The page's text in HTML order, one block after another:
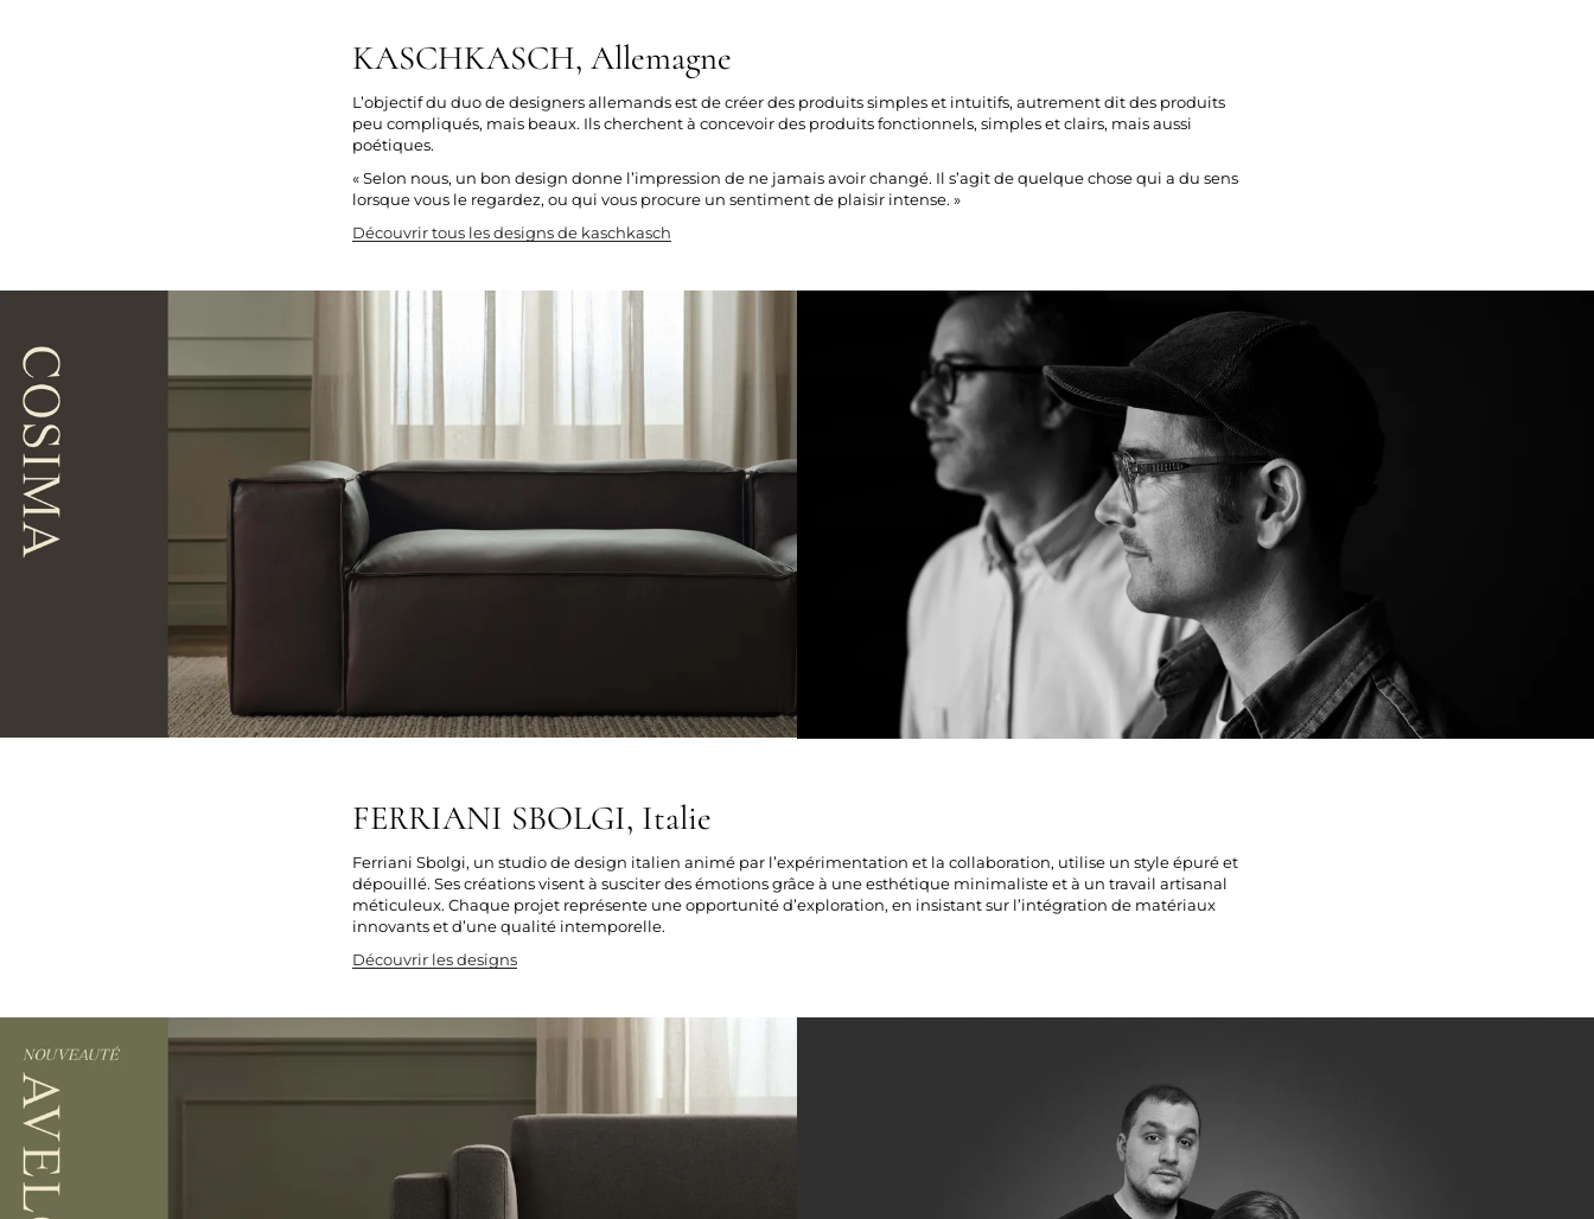
KASCHKASCH, Allemagne
L’objectif du duo de designers allemands est de créer des produits simples et intuitifs, autrement dit des produits
peu compliqués, mais beaux. Ils cherchent à concevoir des produits fonctionnels, simples et clairs, mais aussi
poétiques.
« Selon nous, un bon design donne l’impression de ne jamais avoir changé. Il s’agit de quelque chose qui a du sens
lorsque vous le regardez, ou qui vous procure un sentiment de plaisir intense. »
Découvrir tous les designs de kaschkasch
FERRIANI SBOLGI, Italie
Ferriani Sbolgi, un studio de design italien animé par l’expérimentation et la collaboration, utilise un style épuré et
dépouillé. Ses créations visent à susciter des émotions grâce à une esthétique minimaliste et à un travail artisanal
méticuleux. Chaque projet représente une opportunité d’exploration, en insistant sur l’intégration de matériaux
innovants et d’une qualité intemporelle.
Découvrir les designs